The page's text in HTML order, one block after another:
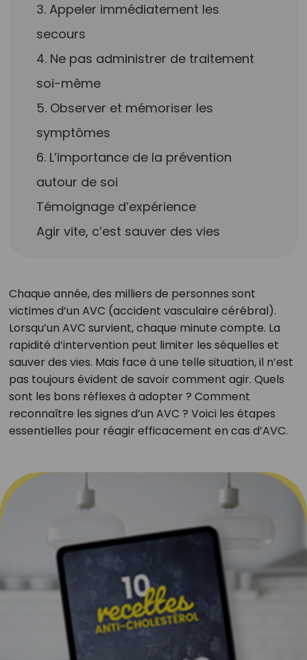
3. Appeler immédiatement les
secours
4. Ne pas administrer de traitement
soi-même
5. Observer et mémoriser les
symptômes
6. L’importance de la prévention
autour de soi
Témoignage d’expérience
Agir vite, c’est sauver des vies
Chaque année, des milliers de personnes sont
victimes d’un AVC (accident vasculaire cérébral).
Lorsqu’un AVC survient, chaque minute compte. La
rapidité d’intervention peut limiter les séquelles et
sauver des vies. Mais face à une telle situation, il n’est
pas toujours évident de savoir comment agir. Quels
sont les bons réflexes à adopter ? Comment
reconnaître les signes d’un AVC ? Voici les étapes
essentielles pour réagir efficacement en cas d’AVC.